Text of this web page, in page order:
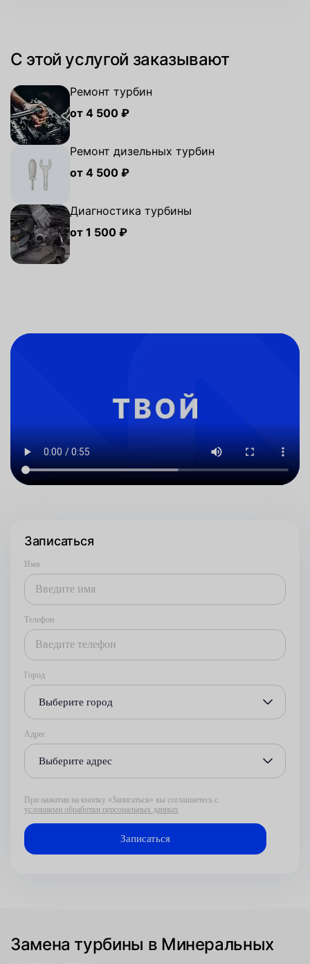
С этой услугой заказывают
Ремонт турбин
от 4 500 ₽
Ремонт дизельных турбин
от 4 500 ₽
Диагностика турбины
от 1 500 ₽
Записаться
Имя
Телефон
Город
Выберите город
Адрес
Выберите адрес
При нажатии на кнопку «Записаться» вы соглашаетесь с
условиями обработки персональных данных
Замена турбины в Минеральных